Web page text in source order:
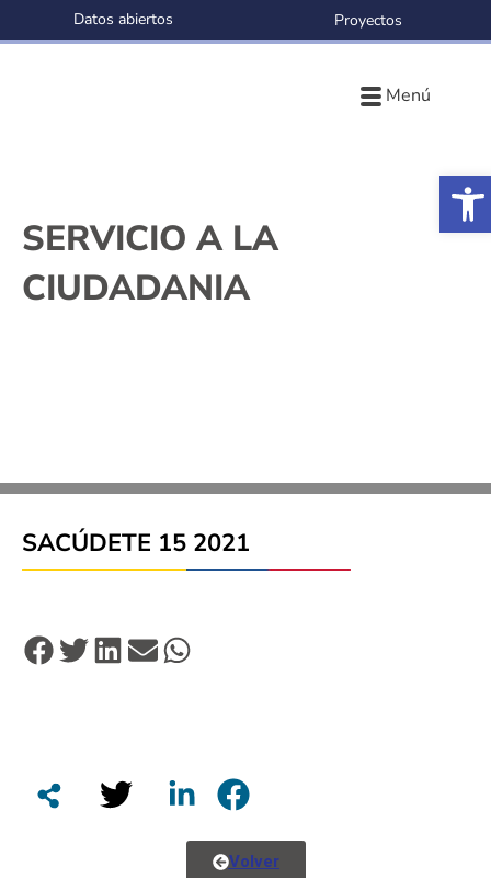
Menú
Datos abiertos Proyectos
SERVICIO A LA
CIUDADANIA
SACÚDETE 15 2021
Volver